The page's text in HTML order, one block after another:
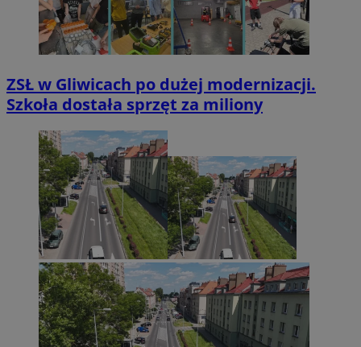
ZSŁ w Gliwicach po dużej modernizacji.
Szkoła dostała sprzęt za miliony